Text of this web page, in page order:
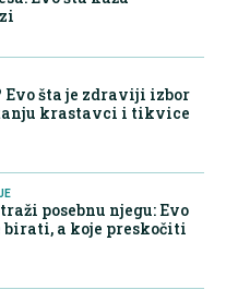
šta je zdraviji izbor
krastavci i tikvice
posebnu njegu: Evo
birati, a koje preskočiti